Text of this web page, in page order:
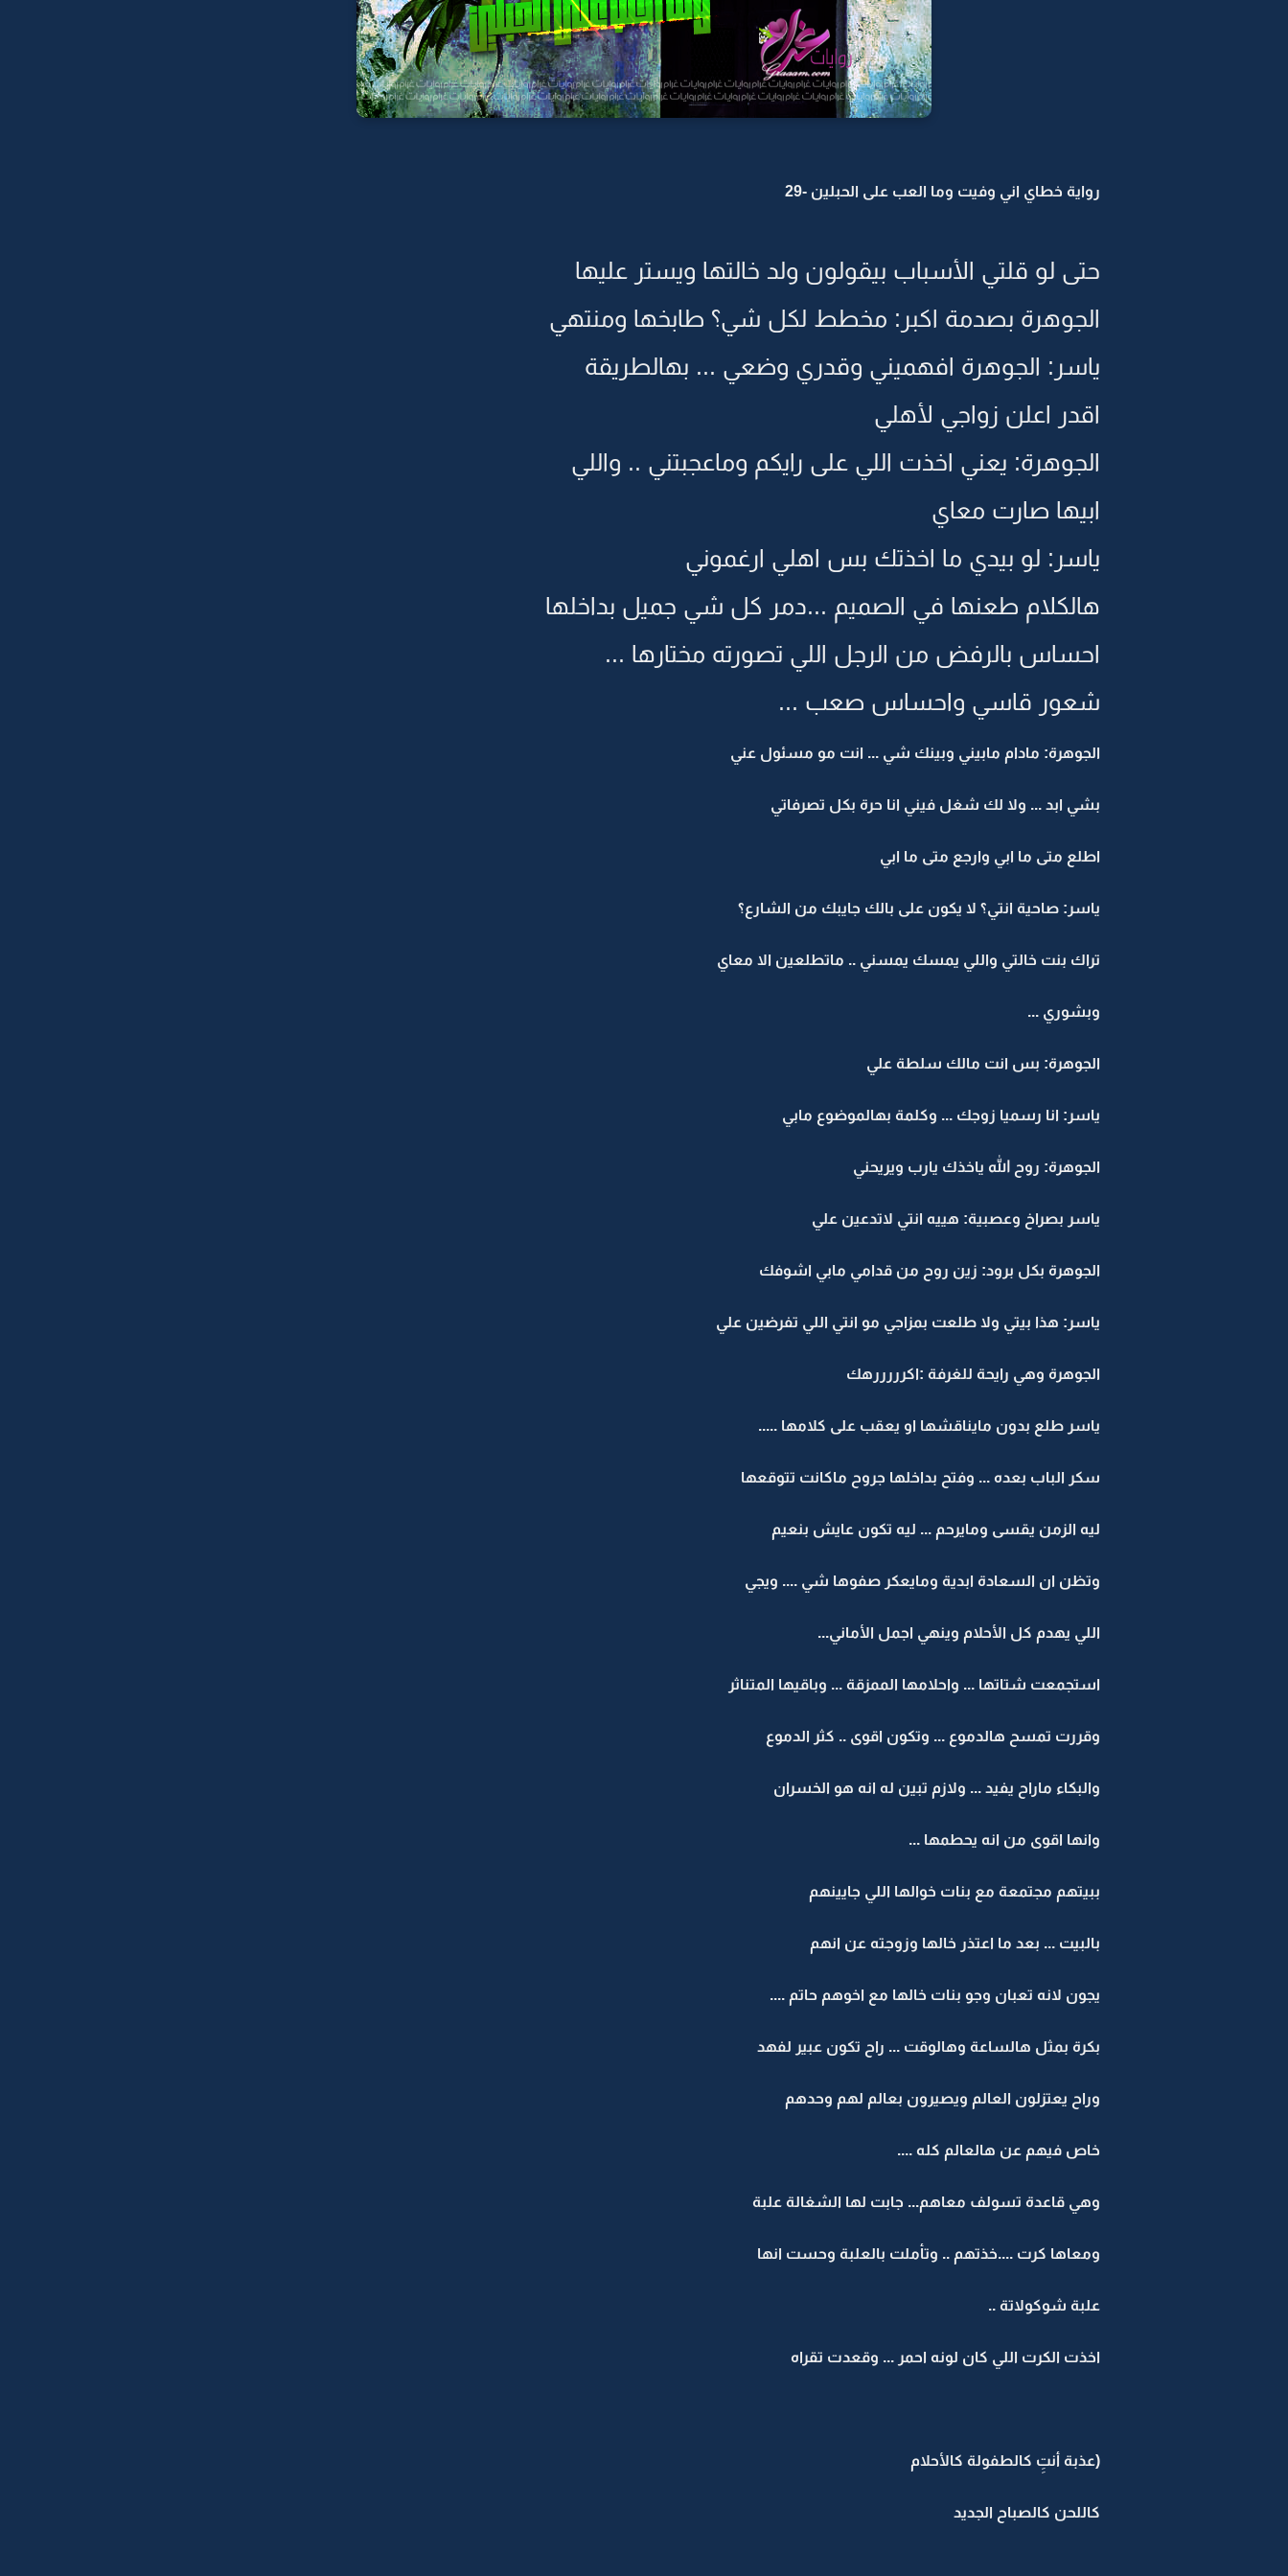
رواية خطاي اني وفيت وما العب على الحبلين -29
حتى لو قلتي الأسباب بيقولون ولد خالتها ويستر عليها
الجوهرة بصدمة اكبر: مخطط لكل شي؟ طابخها ومنتهي
ياسر: الجوهرة افهميني وقدري وضعي ... بهالطريقة
اقدر اعلن زواجي لأهلي
الجوهرة: يعني اخذت اللي على رايكم وماعجبتني .. واللي
ابيها صارت معاي
ياسر: لو بيدي ما اخذتك بس اهلي ارغموني
هالكلام طعنها في الصميم ...دمر كل شي جميل بداخلها
احساس بالرفض من الرجل اللي تصورته مختارها ...
شعور قاسي واحساس صعب ...
الجوهرة: مادام مابيني وبينك شي ... انت مو مسئول عني
بشي ابد ... ولا لك شغل فيني انا حرة بكل تصرفاتي
اطلع متى ما ابي وارجع متى ما ابي
ياسر: صاحية انتي؟ لا يكون على بالك جايبك من الشارع؟
تراك بنت خالتي واللي يمسك يمسني .. ماتطلعين الا معاي
وبشوري ...
الجوهرة: بس انت مالك سلطة علي
ياسر: انا رسميا زوجك ... وكلمة بهالموضوع مابي
الجوهرة: روح الله ياخذك يارب ويريحني
ياسر بصراخ وعصبية: هييه انتي لاتدعين علي
الجوهرة بكل برود: زين روح من قدامي مابي اشوفك
ياسر: هذا بيتي ولا طلعت بمزاجي مو انتي اللي تفرضين علي
الجوهرة وهي رايحة للغرفة :اكرررررهك
ياسر طلع بدون مايناقشها او يعقب على كلامها .....
سكر الباب بعده ... وفتح بداخلها جروح ماكانت تتوقعها
ليه الزمن يقسى ومايرحم ... ليه تكون عايش بنعيم
وتظن ان السعادة ابدية ومايعكر صفوها شي .... ويجي
اللي يهدم كل الأحلام وينهي اجمل الأماني...
استجمعت شتاتها ... واحلامها الممزقة ... وباقيها المتناثر
وقررت تمسح هالدموع ... وتكون اقوى .. كثر الدموع
والبكاء ماراح يفيد ... ولازم تبين له انه هو الخسران
وانها اقوى من انه يحطمها ...
ببيتهم مجتمعة مع بنات خوالها اللي جايينهم
بالبيت ... بعد ما اعتذر خالها وزوجته عن انهم
يجون لانه تعبان وجو بنات خالها مع اخوهم حاتم ....
بكرة بمثل هالساعة وهالوقت ... راح تكون عبير لفهد
وراح يعتزلون العالم ويصيرون بعالم لهم وحدهم
خاص فيهم عن هالعالم كله ....
وهي قاعدة تسولف معاهم... جابت لها الشغالة علبة
ومعاها كرت ....خذتهم .. وتأملت بالعلبة وحست انها
علبة شوكولاتة ..
اخذت الكرت اللي كان لونه احمر ... وقعدت تقراه
(عذبة أنتِِ كالطفولة كالأحلام
كاللحن كالصباح الجديد